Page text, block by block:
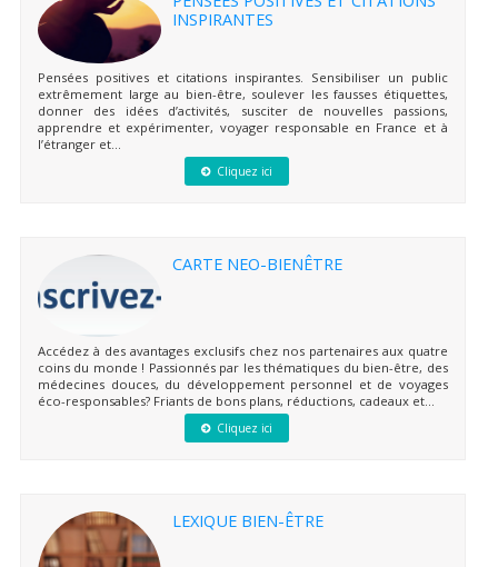
INSPIRANTES
Pensées positives et citations inspirantes. Sensibiliser un public
extrêmement large au bien-être, soulever les fausses étiquettes,
donner des idées d’activités, susciter de nouvelles passions,
apprendre et expérimenter, voyager responsable en France et à
l’étranger et...
Cliquez ici
CARTE NEO-BIENÊTRE
Accédez à des avantages exclusifs chez nos partenaires aux quatre
coins du monde ! Passionnés par les thématiques du bien-être, des
médecines douces, du développement personnel et de voyages
éco-responsables? Friants de bons plans, réductions, cadeaux et...
Cliquez ici
LEXIQUE BIEN-ÊTRE